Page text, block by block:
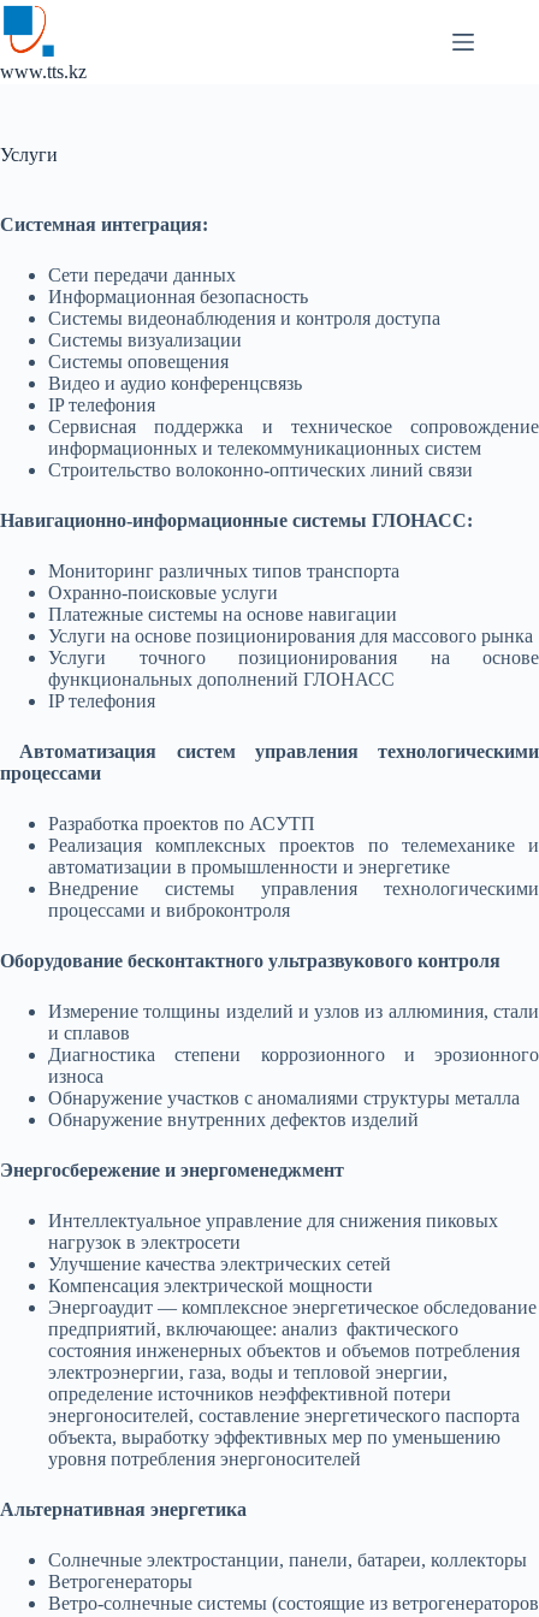
Перейти
к
сути
www.tts.kz
Услуги
Системная интеграция:
Сети передачи данных
Информационная безопасность
Системы видеонаблюдения и контроля доступа
Системы визуализации
Системы оповещения
Видео и аудио конференцсвязь
IP телефония
Сервисная поддержка и техническое сопровождение
информационных и телекоммуникационных систем
Строительство волоконно-оптических линий связи
Навигационно-информационные системы ГЛОНАСС:
Мониторинг различных типов транспорта
Охранно-поисковые услуги
Платежные системы на основе навигации
Услуги на основе позиционирования для массового рынка
Услуги точного позиционирования на основе
функциональных дополнений ГЛОНАСС
IP телефония
Автоматизация систем управления технологическими
процессами
Разработка проектов по АСУТП
Реализация комплексных проектов по телемеханике и
автоматизации в промышленности и энергетике
Внедрение системы управления технологическими
процессами и виброконтроля
Оборудование бесконтактного ультразвукового контроля
Измерение толщины изделий и узлов из аллюминия, стали
и сплавов
Диагностика степени коррозионного и эрозионного
износа
Обнаружение участков с аномалиями структуры металла
Обнаружение внутренних дефектов изделий
Энергосбережение и энергоменеджмент
Интеллектуальное управление для снижения пиковых
нагрузок в электросети
Улучшение качества электрических сетей
Компенсация электрической мощности
Энергоаудит — комплексное энергетическое обследование
предприятий, включающее: анализ фактического
состояния инженерных объектов и объемов потребления
электроэнергии, газа, воды и тепловой энергии,
определение источников неэффективной потери
энергоносителей, составление энергетического паспорта
объекта, выработку эффективных мер по уменьшению
уровня потребления энергоносителей
Альтернативная энергетика
Солнечные электростанции, панели, батареи, коллекторы
Ветрогенераторы
Ветро-солнечные системы (состоящие из ветрогенераторов